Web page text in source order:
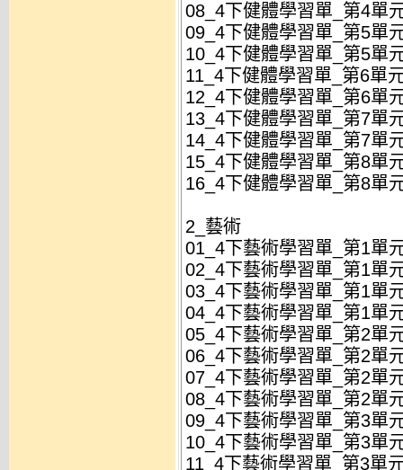
08_4下健體學習單_第4單
09_4下健體學習單_第5單
10_4下健體學習單_第5單
11_4下健體學習單_第6單
12_4下健體學習單_第6單
13_4下健體學習單_第7單
14_4下健體學習單_第7單
15_4下健體學習單_第8單
16_4下健體學習單_第8單
2_藝術
01_4下藝術學習單_第1單
02_4下藝術學習單_第1單
03_4下藝術學習單_第1單
04_4下藝術學習單_第1單
05_4下藝術學習單_第2單
06_4下藝術學習單_第2單
07_4下藝術學習單_第2單
08_4下藝術學習單_第2單
09_4下藝術學習單_第3單
10_4下藝術學習單_第3單
11_4下藝術學習單_第3單